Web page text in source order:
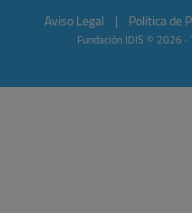
Aviso Legal Política de
Fundación IDIS © 2026 ·